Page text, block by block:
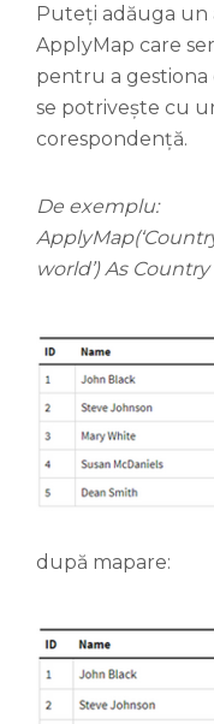
Puteți adăuga un
ApplyMap care
pentru a gestiona
se potrivește cu
corespondență.
De exemplu:
world’) As Country
după mapare: